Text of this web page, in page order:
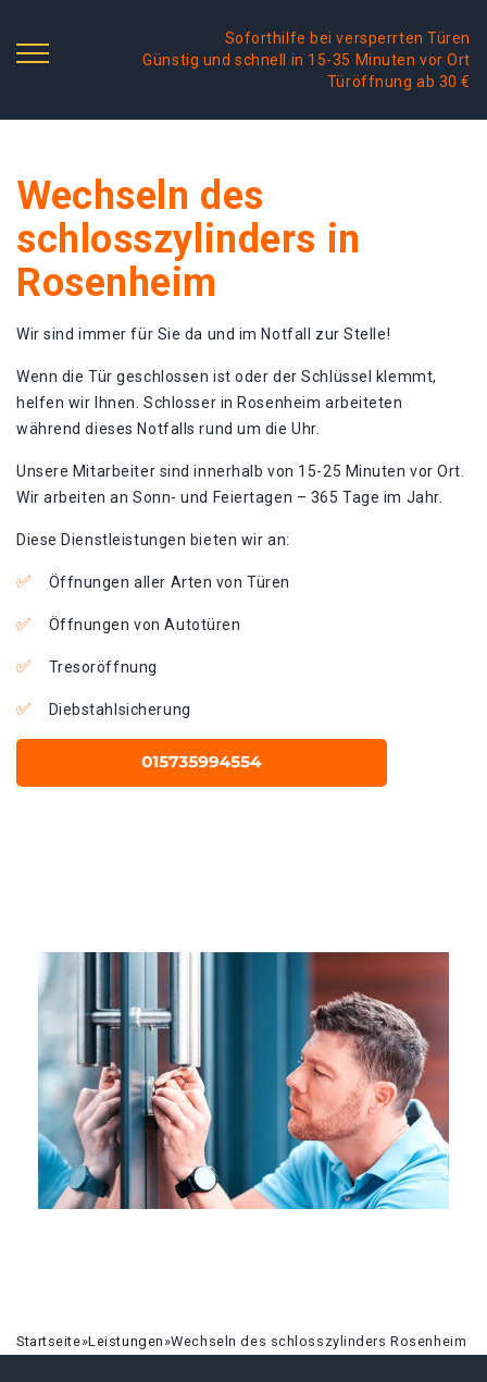
Soforthilfe bei versperrten Türen
Günstig und schnell in 15-35 Minuten vor Ort
Türöffnung ab 30 €
Wechseln des
schlosszylinders in
Rosenheim
Wir sind immer für Sie da und im Notfall zur Stelle!
Wenn die Tür geschlossen ist oder der Schlüssel klemmt,
helfen wir Ihnen. Schlosser in Rosenheim arbeiteten
während dieses Notfalls rund um die Uhr.
Unsere Mitarbeiter sind innerhalb von 15-25 Minuten vor Ort.
Wir arbeiten an Sonn- und Feiertagen – 365 Tage im Jahr.
Diese Dienstleistungen bieten wir an:
Öffnungen aller Arten von Türen
Öffnungen von Autotüren
Tresoröffnung
Diebstahlsicherung
Startseite»Leistungen»Wechseln des schlosszylinders Rosenheim